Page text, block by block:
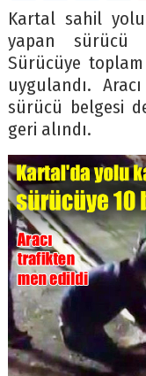
Kartal sahil
yapan sürücü
Sürücüye
uygulandı.
sürücü belgesi
geri alındı.